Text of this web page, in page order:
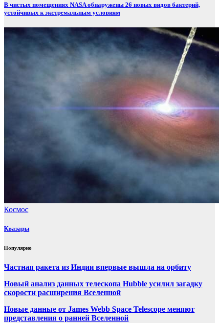
В чистых помещениях NASA обнаружены 26 новых видов бактерий,
устойчивых к экстремальным условиям
Космос
Квазары
Популярно
Частная ракета из Индии впервые вышла на орбиту
Новый анализ данных телескопа Hubble усилил загадку
скорости расширения Вселенной
Новые данные от James Webb Space Telescope меняют
представления о ранней Вселенной